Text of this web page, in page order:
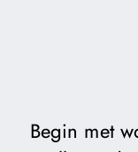
Begin met